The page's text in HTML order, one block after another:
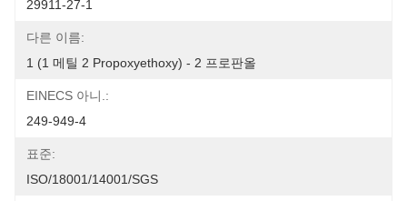
29911-27-1
다른 이름:
1 (1 메틸 2 Propoxyethoxy) - 2 프로판올
EINECS 아니.:
249-949-4
표준:
ISO/18001/14001/SGS